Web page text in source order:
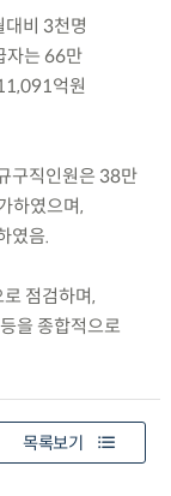
비 3천명
자는 66만
억원
구직인원은 38만
하였으며,
였음.
점검하며,
을 종합적으로
목록보기